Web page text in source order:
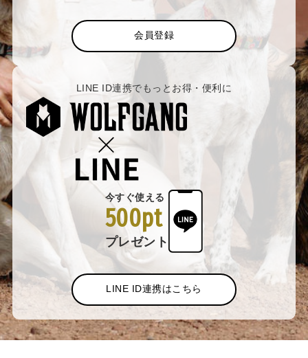
会員登録
LINE ID連携でもっとお得・便利に
今すぐ使える
500pt
プレゼント
LINE ID連携はこちら